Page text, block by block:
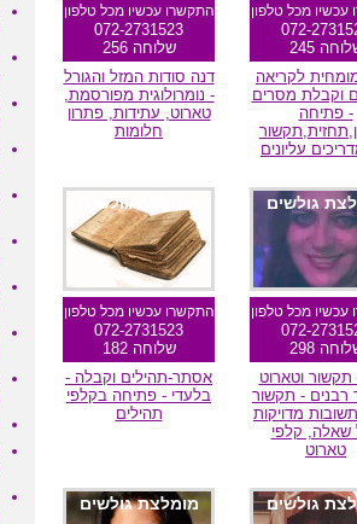
עכשיו מכל טלפון
072-
245
לקריאה
וקבלת מסרים
- פתיחה
עליונים
התקשרו עכשיו מכל טלפון
072-2731523
שלוחה 256
דנה סודות המזל והגורל
- נומרולוגית מפורסמת,
טארוט, עתידות, פתרון
חלומות
גולשים
עכשיו מכל טלפון
072-
298
תקשור וטארוט
רבנים - תקשור
מדויקות
שאלה, קלפי
טארוט
מומלצת גולשים
התקשרו עכשיו מכל טלפון
072-2731523
שלוחה 182
אסתר-תהילים וקבלה -
בלעדי - פתיחה בקלפי
תהילים
גולשים מומלצת גולשים